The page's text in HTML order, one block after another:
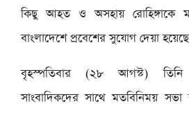
কিছু আহত ও অসহায় রোহিঙ্গাকে
বাংলাদেশে প্রবেশের সুযোগ দেয়া
বৃহস্পতিবার (২৮ আগস্ট) তিনি
সাংবাদিকদের সাথে মতবিনিময়